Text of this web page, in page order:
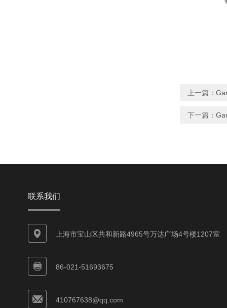
上一篇：
下一篇：
联系我们
上海市宝山区共和新路4965号万达广场4号楼1207室
86-021-51693675
410767638@qq.com